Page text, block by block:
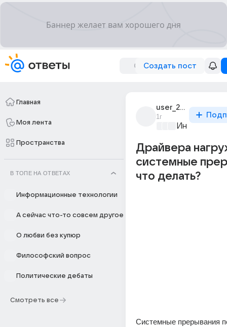
Создать пост
Главная
Моя лента
Пространства
В ТОПЕ НА ОТВЕТАХ
Информационные технологии
А сейчас что-то совсем другое
О любви без купюр
Философский вопрос
Политические дебаты
Смотреть все
user_295129224
1г
Драйвера
системные
что делать?
Системные прерывания